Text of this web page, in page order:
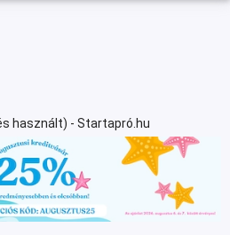
használt) - Startapró.hu